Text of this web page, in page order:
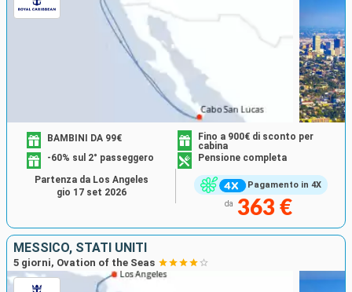
Pagamento in 4X
BAMBINI DA 99€
Fino a 900€ di sconto per
cabina
-60% sul 2° passeggero
Pensione completa
da 363 €
Partenza da Los Angeles
gio 17 set 2026
MESSICO, STATI UNITI
5 giorni, Ovation of the Seas